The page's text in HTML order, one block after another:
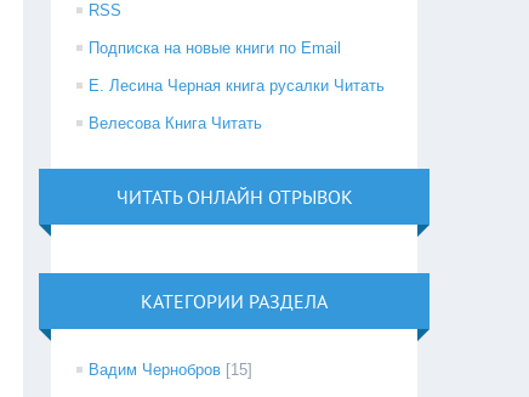
RSS
Подписка на новые книги по Email
Е. Лесина Черная книга русалки Читать
Велесова Книга Читать
ЧИТАТЬ ОНЛАЙН ОТРЫВОК
КАТЕГОРИИ РАЗДЕЛА
Вадим Чернобров [15]